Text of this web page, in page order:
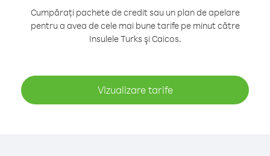
Cumpărați pachete de credit sau un plan de apelare
pentru a avea de cele mai bune tarife pe minut către
Insulele Turks şi Caicos.
Vizualizare tarife